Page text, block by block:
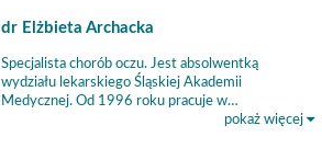
dr Elżbieta Archacka
Specjalista chorób oczu. Jest absolwentką
wydziału lekarskiego Śląskiej Akademii
Medycznej. Od 1996 roku pracuje w…
pokaż więcej